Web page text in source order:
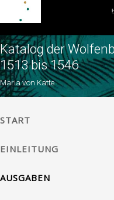
Katalog der
1513 bis 1546
Maria von Katte
START
EINLEITUNG
AUSGABEN